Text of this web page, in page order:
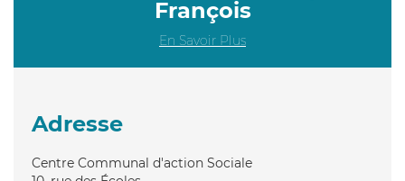
François
En Savoir Plus
Adresse
Centre Communal d'action Sociale